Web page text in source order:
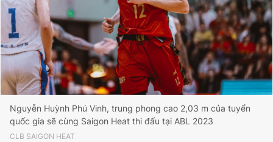
Đọc Thanh Niên trên điện thoại
Nguyễn Huỳnh Phú Vinh, trung phong cao 2,03 m của tuyển
quốc gia sẽ cùng Saigon Heat thi đấu tại ABL 2023
CLB SAIGON HEAT